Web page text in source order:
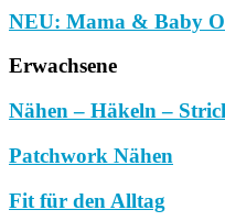
NEU: Mama & Baby
Erwachsene
Nähen – Häkeln –
Patchwork Nähen
Fit für den Alltag